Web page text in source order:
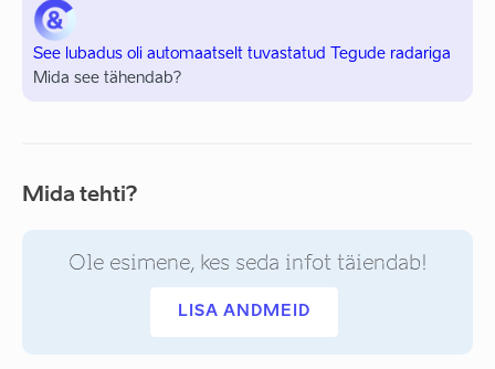
See lubadus oli automaatselt tuvastatud Tegude radariga
Mida see tähendab?
Mida tehti?
Ole esimene, kes seda infot täiendab!
LISA ANDMEID